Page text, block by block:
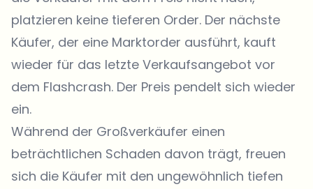
platzieren keine tieferen Order. Der nächste
Käufer, der eine Marktorder ausführt, kauft
wieder für das letzte Verkaufsangebot vor
dem Flashcrash. Der Preis pendelt sich wieder
ein.
Während der Großverkäufer einen
beträchtlichen Schaden davon trägt, freuen
sich die Käufer mit den ungewöhnlich tiefen